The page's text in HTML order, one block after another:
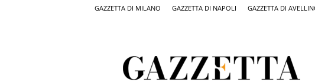
GAZZETTA DI MILANO GAZZETTA DI NAPOLI GAZZETTA DI
Salerno,
il